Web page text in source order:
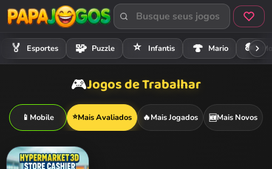
🏅 Esportes 🧩 Puzzle ⭐ Infantis 🍄 Mario 🏍️
🎮Jogos de Trabalhar
📱 Mobile ⭐Mais Avaliados 🔥Mais Jogados 🆕Mais Novos